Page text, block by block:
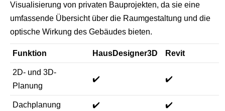
Visualisierung von privaten Bauprojekten, da sie eine
umfassende Übersicht über die Raumgestaltung und die
optische Wirkung des Gebäudes bieten.
Funktion HausDesigner3D Revit
2D- und 3D-
Planung
✔️ ✔️
Dachplanung ✔️ ✔️